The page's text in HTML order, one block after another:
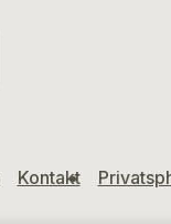
Kontakt